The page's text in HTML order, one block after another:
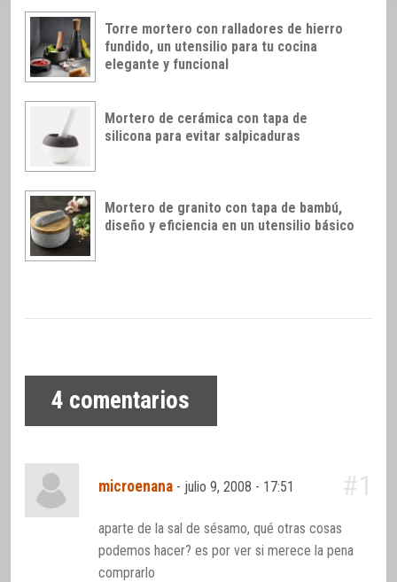
Torre mortero con ralladores de hierro
fundido, un utensilio para tu cocina
elegante y funcional
Mortero de cerámica con tapa de
silicona para evitar salpicaduras
Mortero de granito con tapa de bambú,
diseño y eficiencia en un utensilio básico
4 comentarios
microenana - julio 9, 2008 - 17:51 #1
aparte de la sal de sésamo, qué otras cosas
podemos hacer? es por ver si merece la pena
comprarlo